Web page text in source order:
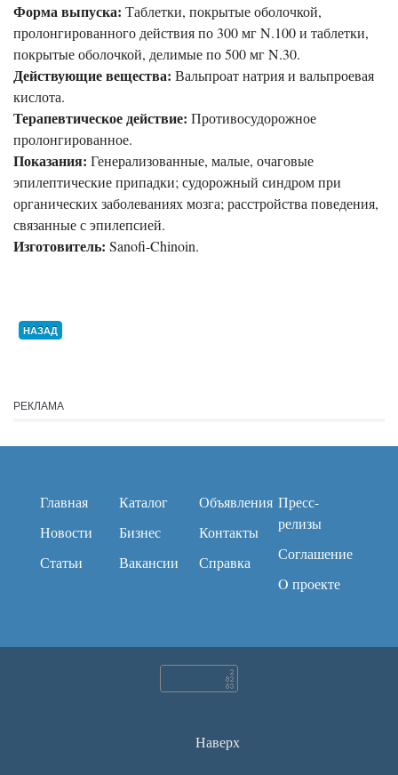
Форма выпуска: Таблетки, покрытые оболочкой,
пролонгированного действия по 300 мг N.100 и таблетки,
покрытые оболочкой, делимые по 500 мг N.30.
Действующие вещества: Вальпроат натрия и вальпроевая
кислота.
Терапевтическое действие: Противосудорожное
пролонгированное.
Показания: Генерализованные, малые, очаговые
эпилептические припадки; судорожный синдром при
органических заболеваниях мозга; расстройства поведения,
связанные с эпилепсией.
Изготовитель: Sanofi-Chinoin.
НАЗАД
РЕКЛАМА
Главная
Новости
Статьи
Каталог
Бизнес
Вакансии
Объявления
Контакты
Справка
Пресс-
релизы
Соглашение
O проекте
Наверх